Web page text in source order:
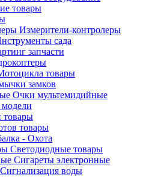
товары
Измерители-контролеры
сада
запчасти
товары
замков
Очки мультемидийные
товары
товары
- Охота
Светодиодные товары
Сигареты электронные
Сигнализация воды